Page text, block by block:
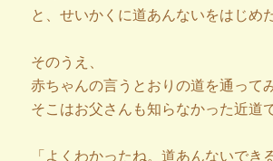
と、せいかくに道あんないをはじめ
そのうえ、
赤ちゃんの言うとおりの道を通って
そこはお父さんも知らなかった近道
「よくわかったね。道あんないでき